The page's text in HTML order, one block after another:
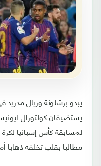
يبدو برشلونة وريال
لمسابقة كأس إسبانيا
مطالبا بقلب تخلفه ذهابا